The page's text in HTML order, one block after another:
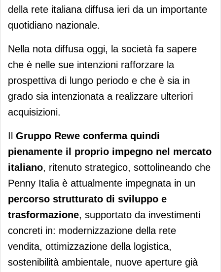
della rete italiana diffusa ieri da un importante
quotidiano nazionale.
Nella nota diffusa oggi, la società fa sapere
che è nelle sue intenzioni rafforzare la
prospettiva di lungo periodo e che è sia in
grado sia intenzionata a realizzare ulteriori
acquisizioni.
Il Gruppo Rewe conferma quindi
pienamente il proprio impegno nel mercato
italiano, ritenuto strategico, sottolineando che
Penny Italia è attualmente impegnata in un
percorso strutturato di sviluppo e
trasformazione, supportato da investimenti
concreti in: modernizzazione della rete
vendita, ottimizzazione della logistica,
sostenibilità ambientale, nuove aperture già